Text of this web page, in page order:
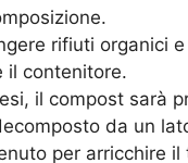
rifiuti organici
il contenitore.
il compost sarà
da un
per arricchire